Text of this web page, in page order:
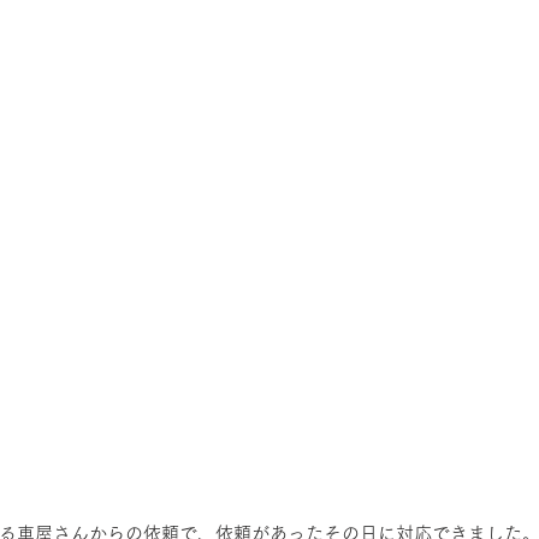
車屋さんからの依頼で、依頼があったその日に対応できました。